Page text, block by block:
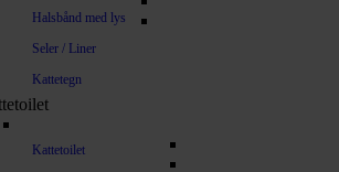
Halsbånd med lys
Seler / Liner
Kattetegn
Kattetoilet